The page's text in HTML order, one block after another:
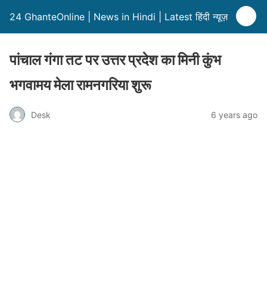
24 GhanteOnline | News in Hindi | Latest हिंदी न्यूज़
पांचाल गंगा तट पर उत्तर प्रदेश का मिनी कुंभ
भगवामय मेला रामनगरिया शुरू
Desk 6 years ago